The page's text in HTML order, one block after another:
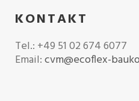
KONTAKT
Tel.: +49 51 02 674 6077
Email:cvm@ecoflex-